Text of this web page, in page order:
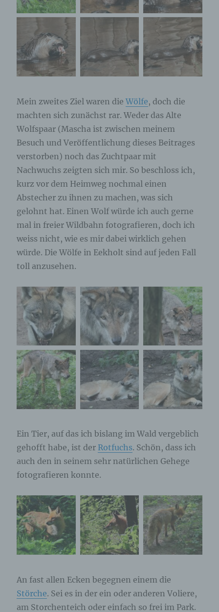
Mein zweites Ziel waren dieWölfe, doch die
machten sich zunächst rar. Weder das Alte
Wolfspaar (Mascha ist zwischen meinem
Besuch und Veröffentlichung dieses Beitrages
verstorben) noch das Zuchtpaar mit
Nachwuchs zeigten sich mir. So beschloss ich,
kurz vor dem Heimweg nochmal einen
Abstecher zu ihnen zu machen, was sich
gelohnt hat. Einen Wolf würde ich auch gerne
mal in freier Wildbahn fotografieren, doch ich
weiss nicht, wie es mir dabei wirklich gehen
würde. Die Wölfe in Eekholt sind auf jeden Fall
toll anzusehen.
Ein Tier, auf das ich bislang im Wald vergeblich
gehofft habe, ist der Rotfuchs. Schön, dass ich
auch den in seinem sehr natürlichen Gehege
fotografieren konnte.
An fast allen Ecken begegnen einem die
Störche. Sei es in der ein oder anderen Voliere,
am Storchenteich oder einfach so frei im Park.